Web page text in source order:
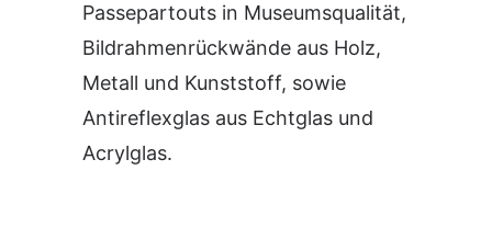
Passepartouts in Museumsqualität,
Bildrahmenrückwände aus Holz,
Metall und Kunststoff, sowie
Antireflexglas aus Echtglas und
Acrylglas.